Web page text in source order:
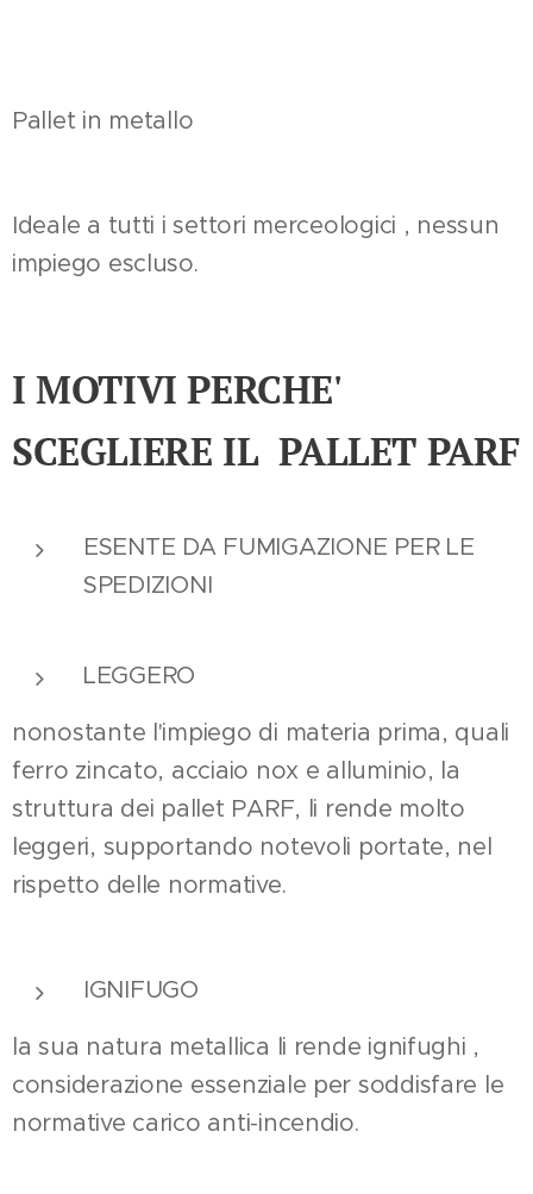
Pallet in metallo
Ideale a tutti i settori merceologici , nessun
impiego escluso.
I MOTIVI PERCHE'
SCEGLIERE IL PALLET PARF
ESENTE DA FUMIGAZIONE PER LE
SPEDIZIONI
LEGGERO
nonostante l'impiego di materia prima, quali
ferro zincato, acciaio nox e alluminio, la
struttura dei pallet PARF, li rende molto
leggeri, supportando notevoli portate, nel
rispetto delle normative.
IGNIFUGO
la sua natura metallica li rende ignifughi ,
considerazione essenziale per soddisfare le
normative carico anti-incendio.